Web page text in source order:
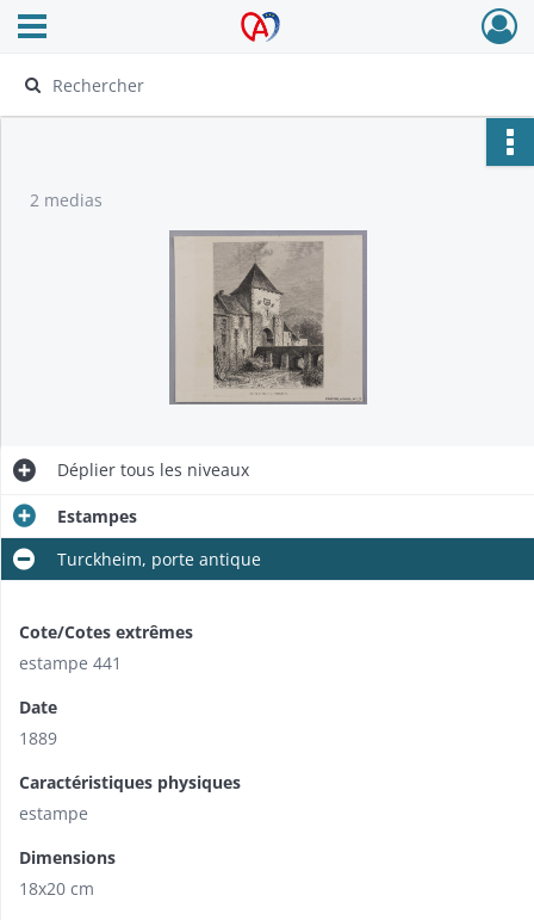
Archives Alsace - Colmar
Ouvrir le menu déroulant
2 medias
Déplier tous les niveaux
Estampes
Turckheim, porte antique
Cote/Cotes extrêmes
estampe 441
Date
1889
Caractéristiques physiques
estampe
Dimensions
18x20 cm